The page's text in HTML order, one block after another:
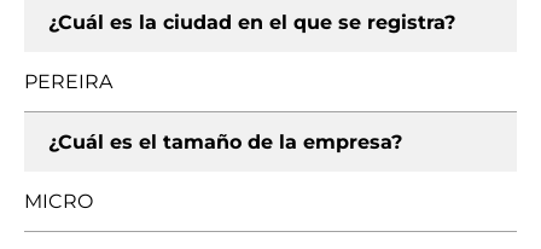
¿Cuál es la ciudad en el que se registra?
PEREIRA
¿Cuál es el tamaño de la empresa?
MICRO